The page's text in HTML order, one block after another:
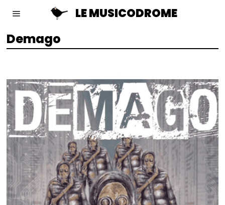
LE MUSICODROME
Demago